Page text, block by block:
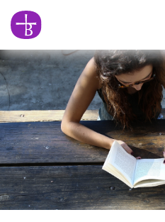
Skip
to
main
content